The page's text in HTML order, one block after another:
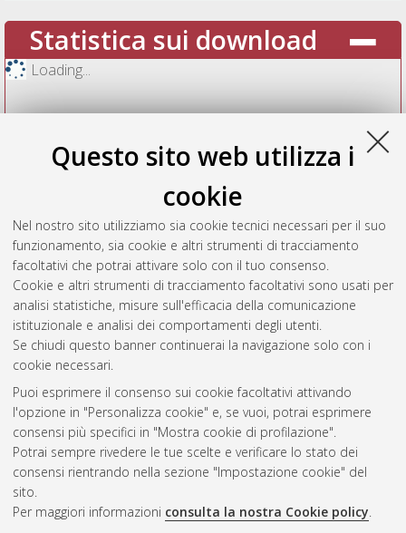
Questo sito web utilizza i
cookie
Nel nostro sito utilizziamo sia cookie tecnici necessari per il suo
funzionamento, sia cookie e altri strumenti di tracciamento
facoltativi che potrai attivare solo con il tuo consenso.
Cookie e altri strumenti di tracciamento facoltativi sono usati per
analisi statistiche, misure sull'efficacia della comunicazione
istituzionale e analisi dei comportamenti degli utenti.
Se chiudi questo banner continuerai la navigazione solo con i
cookie necessari.
Puoi esprimere il consenso sui cookie facoltativi attivando
l'opzione in "Personalizza cookie" e, se vuoi, potrai esprimere
consensi più specifici in "Mostra cookie di profilazione".
Potrai sempre rivedere le tue scelte e verificare lo stato dei
consensi rientrando nella sezione "Impostazione cookie" del
sito.
Per maggiori informazioni consulta la nostra Cookie policy.
Statistica sui download
Loading...
Vedi altre statistiche
Gestione del documento:
Atom
Rss
AMS Acta
ISSN: 2038-7954
re3data.org -
doi.org/10.17616/R3P19R
Servizio implementato e
Impostazioni Cookie